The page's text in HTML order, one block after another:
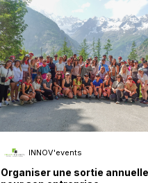
INNOV'events
Organiser une sortie annuelle